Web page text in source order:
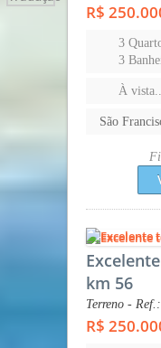
R$
3
3
À
São
km 56
Terreno -
R$